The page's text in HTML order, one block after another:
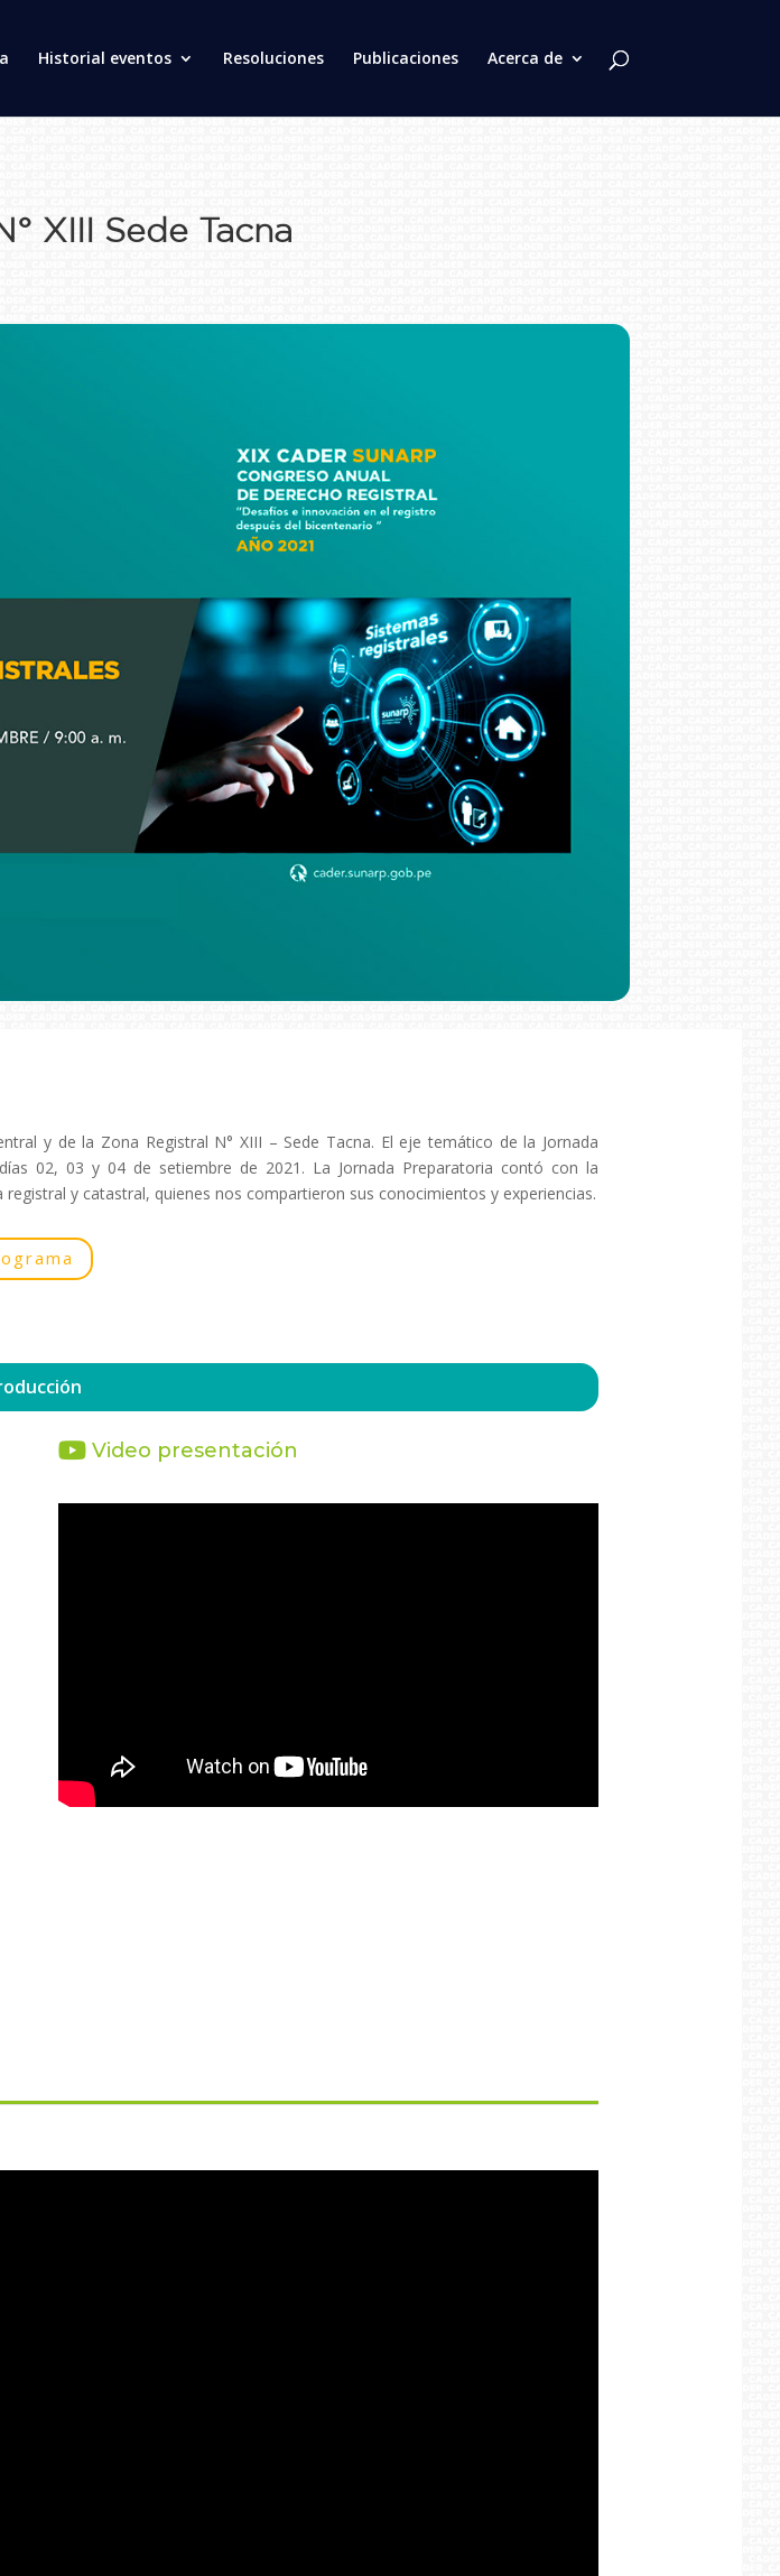
Historial eventos Resoluciones Publicaciones Acerca de
XIII Sede Tacna
y de la Zona Registral N° XIII – Sede Tacna. El eje temático de la Jornada
02, 03 y 04 de setiembre de 2021. La Jornada Preparatoria contó con la
y catastral, quienes nos compartieron sus conocimientos y experiencias.
Video presentación